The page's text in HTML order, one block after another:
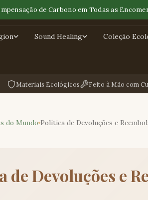
de Carbono em Todas as
Sound Healing Coleção
Materiais Ecológicos Feito à Mão com
do Mundo Política de Devoluções e
de Devoluções e